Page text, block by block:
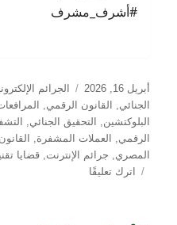
#أشرف_مشرف
نُشرت
في
أبريل 16, 2026 التصنيفات
الجرائم
الجنائي, القانون الرقمي,
البلوكتشين, التحقيق الجنائي,
الرقمي, العملات المشفرة,
المصري, جرائم الإنترنت,قضايا
اترك تعليقًا